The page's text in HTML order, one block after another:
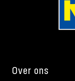
Over ons